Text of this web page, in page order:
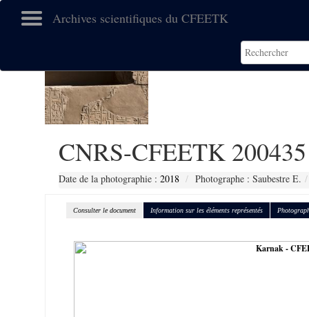
Archives scientifiques du CFEETK
CNRS-CFEETK 200435
Date de la photographie : 2018 Photographe : Saubestre E.
Consulter le document Information sur les éléments représentés